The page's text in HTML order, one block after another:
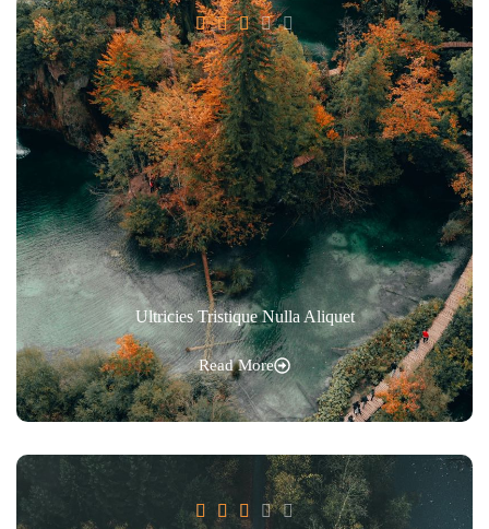
    
Ultricies Tristique Nulla Aliquet
Read More
    